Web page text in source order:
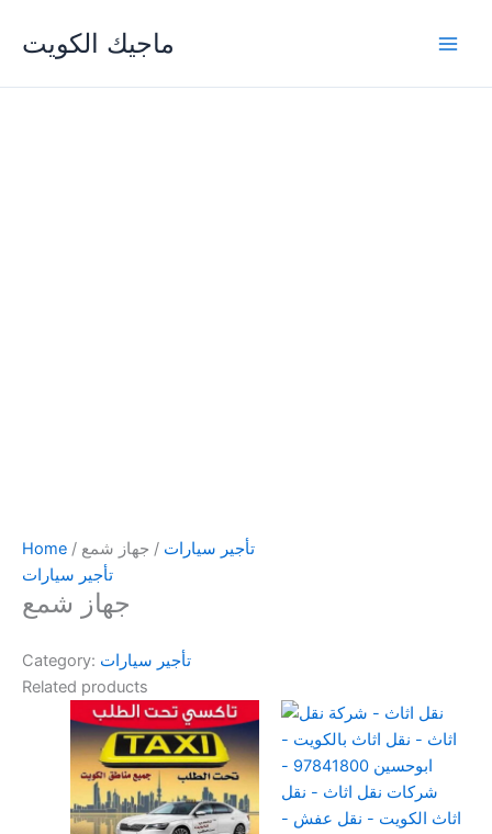
content
ماجيك الكويت
Home / تأجير سيارات / جهاز شمع
تأجير سيارات
جهاز شمع
Category: تأجير سيارات
Related products